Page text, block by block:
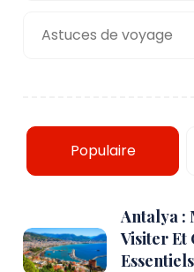
Astuces de voyage
Populaire
Antalya :
Visiter Et
Essentiels